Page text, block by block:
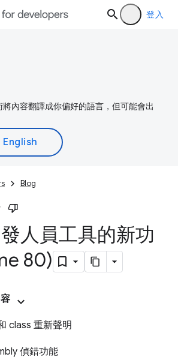
登入
內容翻譯成你偏好的語言，但可能會出
Blog
人員工具的新功
80)
class 重新聲明
偵錯功能